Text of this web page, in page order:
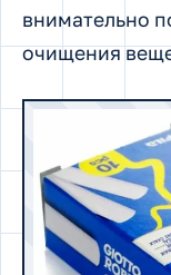
внимательно
очищения